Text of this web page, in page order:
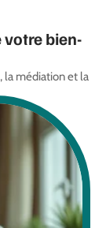
votre bien-
la médiation et la